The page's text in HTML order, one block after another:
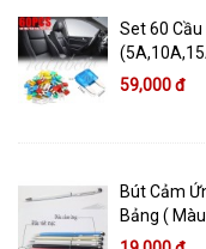
Set 60 Cầu
59,000 đ
Bút Cảm
Bảng (